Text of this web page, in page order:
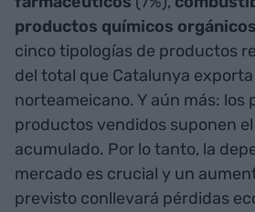
productos químicos orgánicos
cinco tipologías de productos
del total que Catalunya
norteameicano. Y aún más: los
productos vendidos suponen el
acumulado. Por lo tanto, la
mercado es crucial y un
previsto conllevará pérdidas